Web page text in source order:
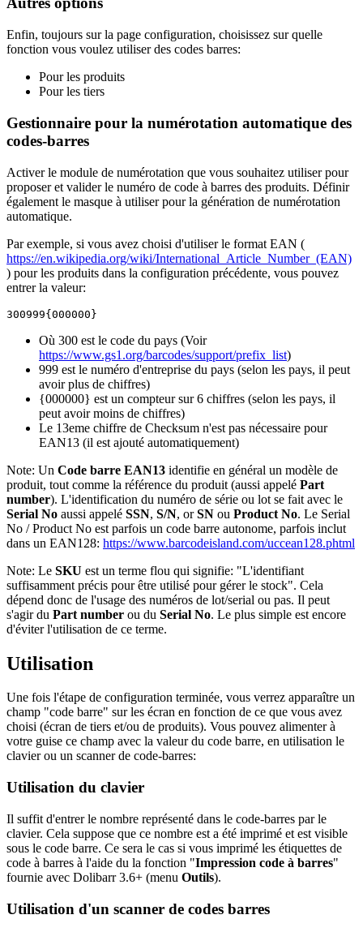
Enfin, toujours sur la page configuration, choisissez sur quelle
fonction vous voulez utiliser des codes barres:
Pour les produits
Pour les tiers
Gestionnaire pour la numérotation automatique des
codes-barres
Activer le module de numérotation que vous souhaitez utiliser pour
proposer et valider le numéro de code à barres des produits. Définir
également le masque à utiliser pour la génération de numérotation
automatique.
Par exemple, si vous avez choisi d'utiliser le format EAN (
https://en.wikipedia.org/wiki/International_Article_Number_(EAN)
) pour les produits dans la configuration précédente, vous pouvez
entrer la valeur:
300999{000000}
Où 300 est le code du pays (Voir
https://www.gs1.org/barcodes/support/prefix_list)
999 est le numéro d'entreprise du pays (selon les pays, il peut
avoir plus de chiffres)
{000000} est un compteur sur 6 chiffres (selon les pays, il
peut avoir moins de chiffres)
Le 13eme chiffre de Checksum n'est pas nécessaire pour
EAN13 (il est ajouté automatiquement)
Note: Un Code barre EAN13 identifie en général un modèle de
produit, tout comme la référence du produit (aussi appelé Part
number). L'identification du numéro de série ou lot se fait avec le
Serial No aussi appelé SSN, S/N, orSN ou Product No. Le Serial
No / Product No est parfois un code barre autonome, parfois inclut
dans un EAN128: https://www.barcodeisland.com/uccean128.phtml
Note: Le SKU est un terme flou qui signifie: "L'identifiant
suffisamment précis pour être utilisé pour gérer le stock". Cela
dépend donc de l'usage des numéros de lot/serial ou pas. Il peut
s'agir du Part number ou du Serial No. Le plus simple est encore
d'éviter l'utilisation de ce terme.
Utilisation
Une fois l'étape de configuration terminée, vous verrez apparaître un
champ "code barre" sur les écran en fonction de ce que vous avez
choisi (écran de tiers et/ou de produits). Vous pouvez alimenter à
votre guise ce champ avec la valeur du code barre, en utilisation le
clavier ou un scanner de code-barres:
Utilisation du clavier
Il suffit d'entrer le nombre représenté dans le code-barres par le
clavier. Cela suppose que ce nombre est a été imprimé et est visible
sous le code barre. Ce sera le cas si vous imprimé les étiquettes de
code à barres à l'aide du la fonction "Impression code à barres"
fournie avec Dolibarr 3.6+ (menu Outils).
Utilisation d'un scanner de codes barres